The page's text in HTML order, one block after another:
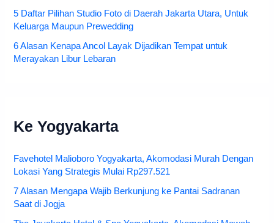
5 Daftar Pilihan Studio Foto di Daerah Jakarta Utara, Untuk
Keluarga Maupun Prewedding
6 Alasan Kenapa Ancol Layak Dijadikan Tempat untuk
Merayakan Libur Lebaran
Ke Yogyakarta
Favehotel Malioboro Yogyakarta, Akomodasi Murah Dengan
Lokasi Yang Strategis Mulai Rp297.521
7 Alasan Mengapa Wajib Berkunjung ke Pantai Sadranan
Saat di Jogja